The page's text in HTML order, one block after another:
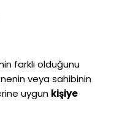
farklı olduğunu
veya sahibinin
uygun kişiye